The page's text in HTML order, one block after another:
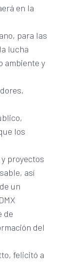
en la
para las
lucha
ambiente y
los
proyectos
así
un
de
del
felicitó a